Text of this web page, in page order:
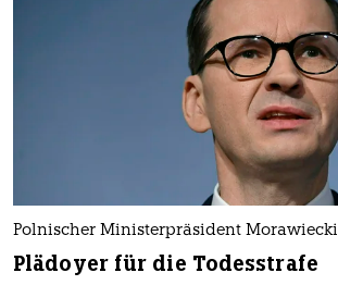
Polnischer Ministerpräsident Morawiecki
Plädoyer für die Todesstrafe